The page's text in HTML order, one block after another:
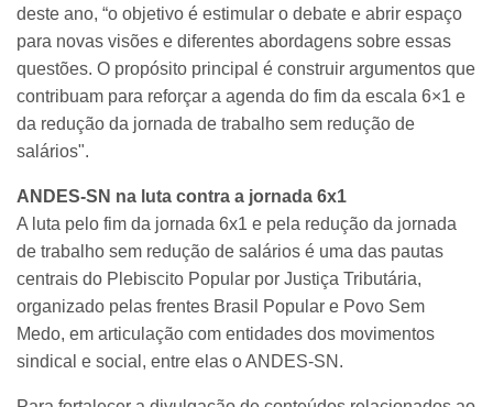
deste ano, “o objetivo é estimular o debate e abrir espaço
para novas visões e diferentes abordagens sobre essas
questões. O propósito principal é construir argumentos que
contribuam para reforçar a agenda do fim da escala 6×1 e
da redução da jornada de trabalho sem redução de
salários".
ANDES-SN na luta contra a jornada 6x1
A luta pelo fim da jornada 6x1 e pela redução da jornada
de trabalho sem redução de salários é uma das pautas
centrais do Plebiscito Popular por Justiça Tributária,
organizado pelas frentes Brasil Popular e Povo Sem
Medo, em articulação com entidades dos movimentos
sindical e social, entre elas o ANDES-SN.